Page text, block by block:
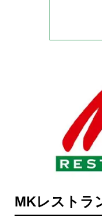
MKレストラ